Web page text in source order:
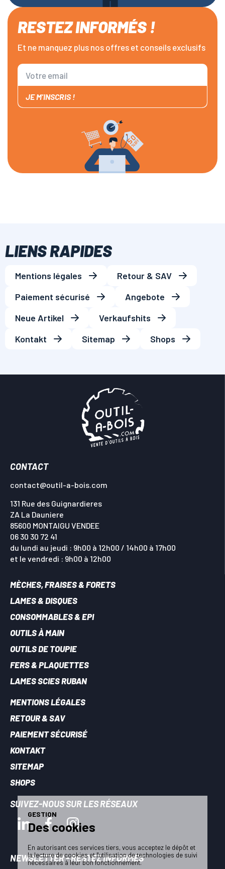
RESTEZ INFORMÉS !
Et ne manquez plus nos offres et conseils exclusifs
JE M'INSCRIS !
LIENS RAPIDES
Mentions légales
Retour & SAV
Paiement sécurisé
Angebote
Neue Artikel
Verkaufshits
Kontakt
Sitemap Shops
CONTACT
contact@outil-a-bois.com
131 Rue des Guignardieres
ZA La Dauniere
85600 MONTAIGU VENDEE
06 30 30 72 41
du lundi au jeudi : 9h00 à 12h00 / 14h00 à 17h00
et le vendredi : 9h00 à 12h00
MÈCHES, FRAISES & FORETS
LAMES & DISQUES
CONSOMMABLES & EPI
OUTILS À MAIN
OUTILS DE TOUPIE
FERS & PLAQUETTES
LAMES SCIES RUBAN
MENTIONS LÉGALES
RETOUR & SAV
PAIEMENT SÉCURISÉ
KONTAKT
SITEMAP
SHOPS
SUIVEZ-NOUS SUR LES RÉSEAUX
NEWSLETTER - RESTEZ INFORMÉS
GESTION
Des cookies
En autorisant ces services tiers, vous acceptez le dépôt et
la lecture de cookies et l'utilisation de technologies de suivi
nécessaires à leur bon fonctionnement.